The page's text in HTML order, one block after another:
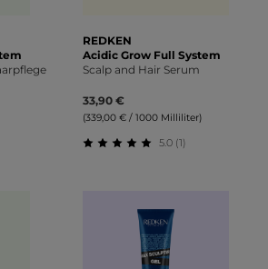
REDKEN
Acidic Grow Full System
Scalp and Hair Serum
33,90 €
(339,00 € / 1000 Milliliter)
5.0 (1)